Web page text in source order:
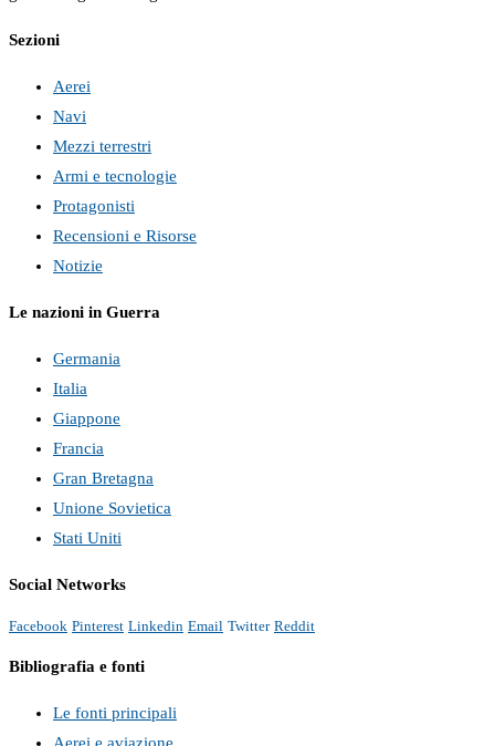
Sezioni
Aerei
Navi
Mezzi terrestri
Armi e tecnologie
Protagonisti
Recensioni e Risorse
Notizie
Le nazioni in Guerra
Germania
Italia
Giappone
Francia
Gran Bretagna
Unione Sovietica
Stati Uniti
Social Networks
Facebook Pinterest Linkedin Email Twitter Reddit
Bibliografia e fonti
Le fonti principali
Aerei e aviazione